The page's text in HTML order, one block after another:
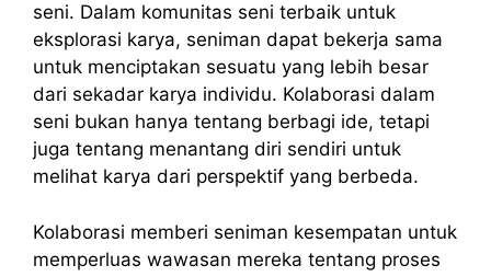
seni. Dalam komunitas seni terbaik untuk
eksplorasi karya, seniman dapat bekerja sama
untuk menciptakan sesuatu yang lebih besar
dari sekadar karya individu. Kolaborasi dalam
seni bukan hanya tentang berbagi ide, tetapi
juga tentang menantang diri sendiri untuk
melihat karya dari perspektif yang berbeda.
Kolaborasi memberi seniman kesempatan untuk
memperluas wawasan mereka tentang proses